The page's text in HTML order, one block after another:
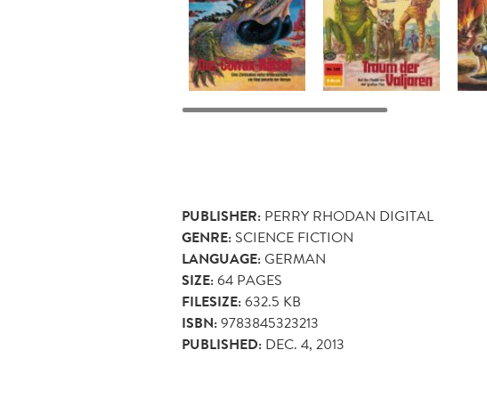
PUBLISHER: PERRY RHODAN DIGITAL
GENRE: SCIENCE FICTION
LANGUAGE:GERMAN
SIZE:64 PAGES
FILESIZE:632.5 KB
ISBN:9783845323213
PUBLISHED: DEC. 4, 2013